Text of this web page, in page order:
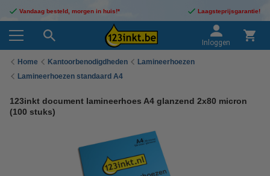
Vandaag besteld, morgen in huis!* Laagsteprijsgarantie!
Inloggen
Home Kantoorbenodigdheden
Lamineerhoezen
Lamineerhoezen standaard A4
123inkt document lamineerhoes A4 glanzend 2x80 micron
(100 stuks)